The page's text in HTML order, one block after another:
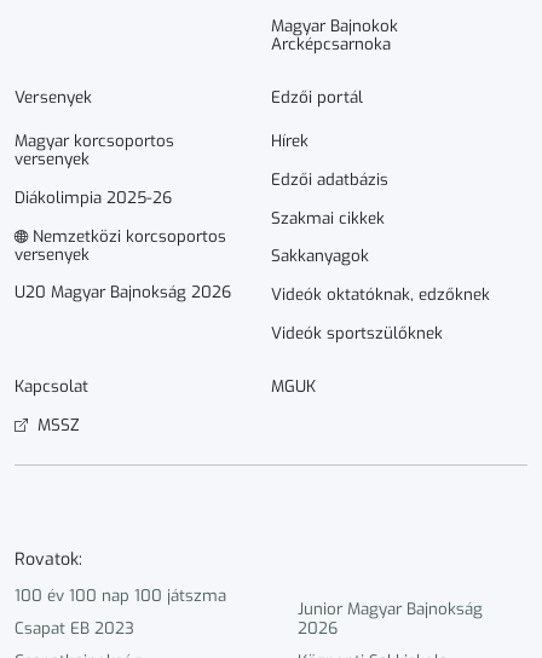
Magyar Bajnokok
Arcképcsarnoka
Versenyek
Magyar korcsoportos
versenyek
Diákolimpia 2025-26
Nemzetközi korcsoportos
versenyek
U20 Magyar Bajnokság 2026
Edzői portál
Hírek
Edzői adatbázis
Szakmai cikkek
Sakkanyagok
Videók oktatóknak, edzőknek
Videók sportszülőknek
Kapcsolat
MGUK
MSSZ
Rovatok:
100 év 100 nap 100 játszma
Csapat EB 2023
Junior Magyar Bajnokság
2026